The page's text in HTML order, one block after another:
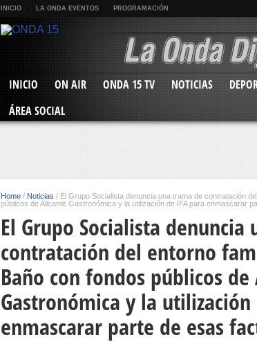
INICIO LA ONDA EVENTOS PROGRAMACIÓN
INICIO ON AIR ONDA 15 TV NOTICIAS
ÁREA SOCIAL
Home / Noticias / El Grupo Socialista denuncia una trama de contratación
públicos de Alicante Gastronómica y la utilización de IFA para enmascarar
El Grupo Socialista denuncia
contratación del entorno
Baño con fondos públicos
Gastronómica y la utilización
enmascarar parte de esas